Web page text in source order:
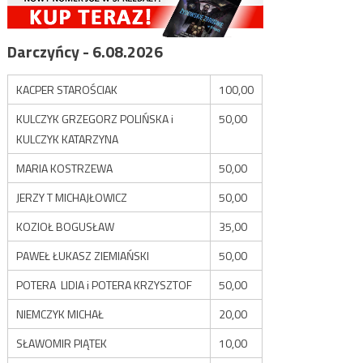
Darczyńcy - 6.08.2026
KACPER STAROŚCIAK
100,00
KULCZYK GRZEGORZ POLIŃSKA i
KULCZYK KATARZYNA
50,00
MARIA KOSTRZEWA
50,00
JERZY T MICHAJŁOWICZ
50,00
KOZIOŁ BOGUSŁAW
35,00
PAWEŁ ŁUKASZ ZIEMIAŃSKI
50,00
POTERA LIDIA i POTERA KRZYSZTOF
50,00
NIEMCZYK MICHAŁ
20,00
SŁAWOMIR PIĄTEK
10,00